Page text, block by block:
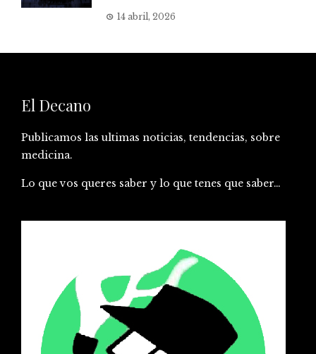
14 abril, 2026
El Decano
Publicamos las ultimas noticias, tendencias, sobre
medicina.
Lo que vos queres saber y lo que tenes que saber…